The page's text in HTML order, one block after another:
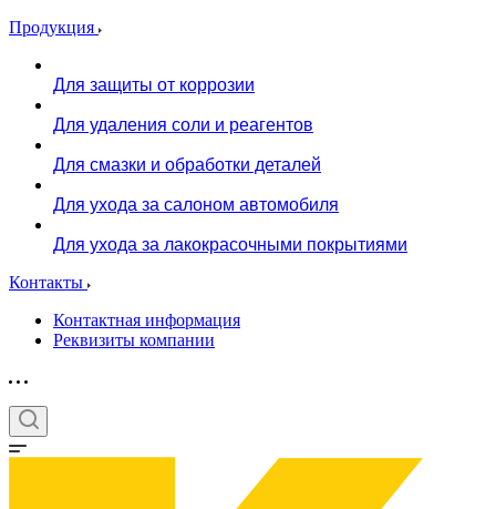
Продукция
Для защиты от коррозии
Для удаления соли и реагентов
Для смазки и обработки деталей
Для ухода за салоном автомобиля
Для ухода за лакокрасочными покрытиями
Контакты
Контактная информация
Реквизиты компании